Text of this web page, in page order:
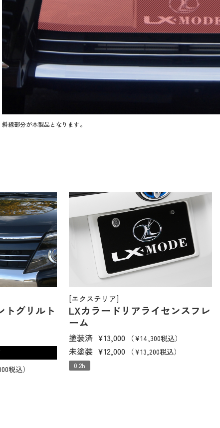
斜線部分が本製品となります。
トグリルト
税込）
[エクステリア]
LXカラードリアライセンスフレ
ーム
塗装済 ¥13,000 （¥14,300税込）
未塗装 ¥12,000 （¥13,200税込）
0.2h